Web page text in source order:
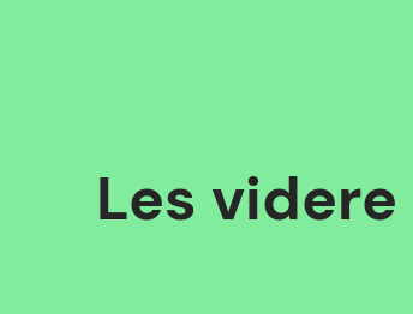
Les videre